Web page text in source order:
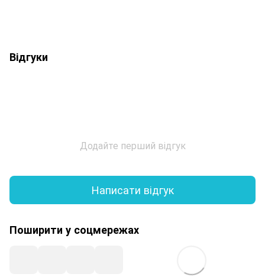
Відгуки
Додайте перший відгук
Написати відгук
Поширити у соцмережах